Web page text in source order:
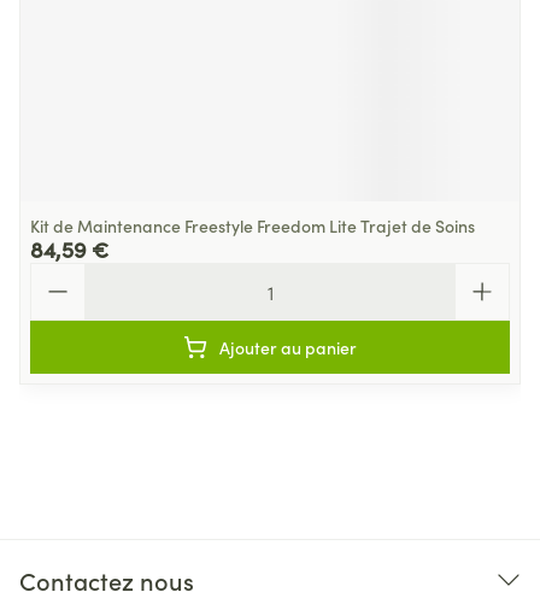
Kit de Maintenance Freestyle Freedom Lite Trajet de Soins
84,59 €
Ajouter au panier
Contactez nous